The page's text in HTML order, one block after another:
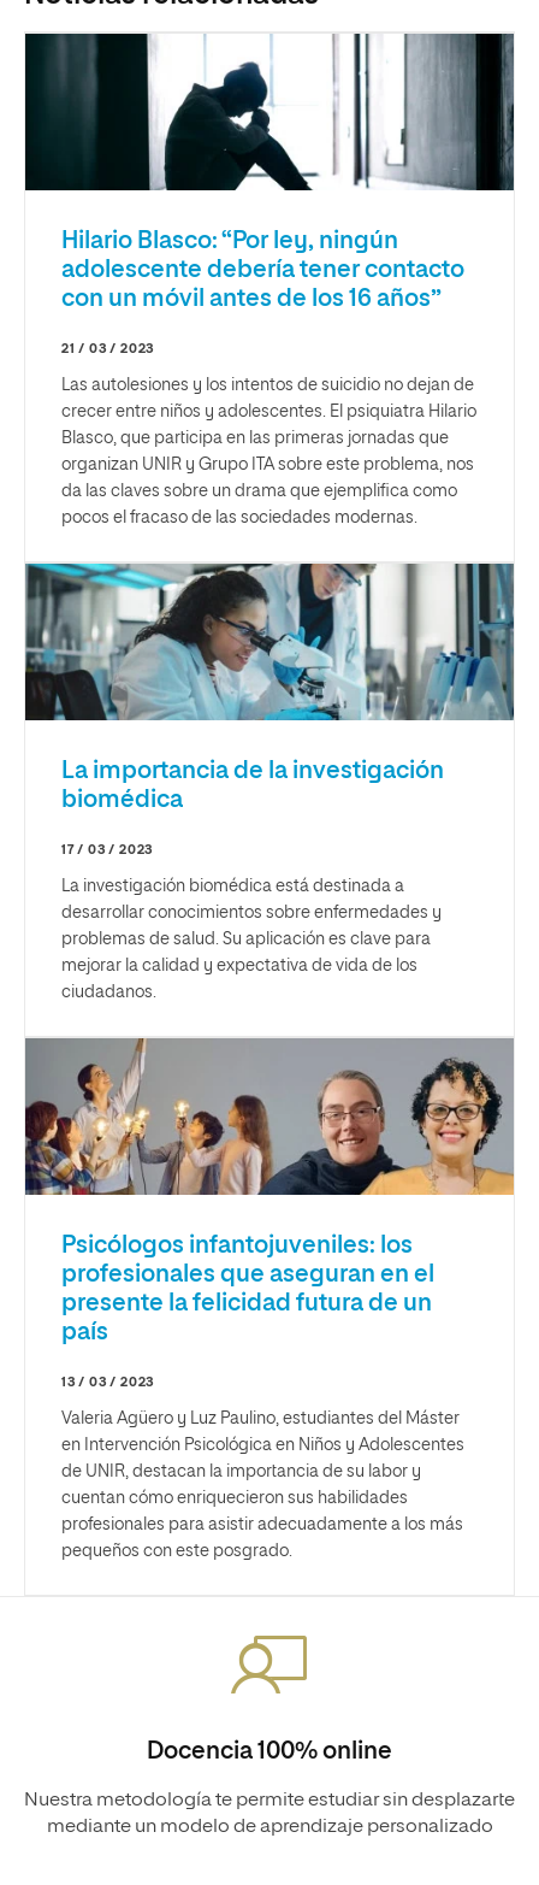
Hilario Blasco: “Por ley, ningún
adolescente debería tener contacto
con un móvil antes de los 16 años”
21 / 03 / 2023
Las autolesiones y los intentos de suicidio no dejan de
crecer entre niños y adolescentes. El psiquiatra Hilario
Blasco, que participa en las primeras jornadas que
organizan UNIR y Grupo ITA sobre este problema, nos
da las claves sobre un drama que ejemplifica como
pocos el fracaso de las sociedades modernas.
La importancia de la investigación
biomédica
17 / 03 / 2023
La investigación biomédica está destinada a
desarrollar conocimientos sobre enfermedades y
problemas de salud. Su aplicación es clave para
mejorar la calidad y expectativa de vida de los
ciudadanos.
Psicólogos infantojuveniles: los
profesionales que aseguran en el
presente la felicidad futura de un
país
13 / 03 / 2023
Valeria Agüero y Luz Paulino, estudiantes del Máster
en Intervención Psicológica en Niños y Adolescentes
de UNIR, destacan la importancia de su labor y
cuentan cómo enriquecieron sus habilidades
profesionales para asistir adecuadamente a los más
pequeños con este posgrado.
Docencia 100% online
Nuestra metodología te permite estudiar sin desplazarte
mediante un modelo de aprendizaje personalizado